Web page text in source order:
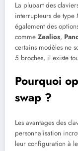
La plupart des
interrupteurs de type
également des
comme Zealios,
certains modèles ne
5 broches, il existe
Pourquoi
swap ?
Les avantages des
personnalisation
leur configuration à